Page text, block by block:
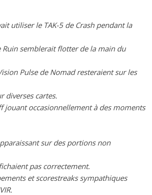
utiliser le TAK-5 de Crash pendant la
semblerait flotter de la main du
Pulse de Nomad resteraient sur les
diverses cartes.
jouant occasionnellement à des moments
sur des portions non
pas correctement.
et scorestreaks sympathiques